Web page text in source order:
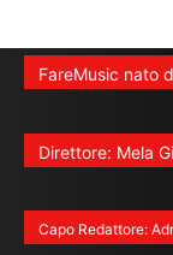
FareMusic nato
Direttore: Mela
Capo Redattore: